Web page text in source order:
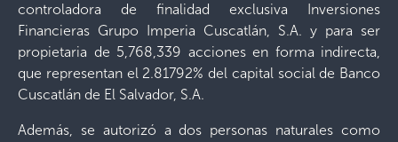
controladora de finalidad exclusiva Inversiones
Financieras Grupo Imperia Cuscatlán, S.A. y para ser
propietaria de 5,768,339 acciones en forma indirecta,
que representan el 2.81792% del capital social de Banco
Cuscatlán de El Salvador, S.A.
Además, se autorizó a dos personas naturales como